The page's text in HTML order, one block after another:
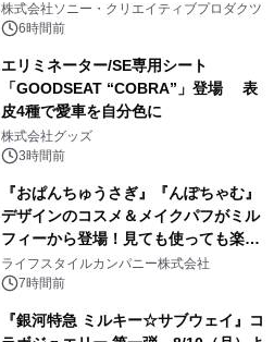
株式会社ソニー・クリエイティブプロダクツ
6時間前
エリミネーター/SE専用シート
「GOODSEAT “COBRA”」登場 表
皮4種で愛車を自分色に
株式会社グッズ
3時間前
『おぱんちゅうさぎ』『んぽちゃむ』
デザインのコスメ＆メイクパフがミル
フィーから登場！見ても使っても楽し
い、ポップでキュートなコレクショ
ン。
ライフスタイルカンパニー株式会社
7時間前
『銀河特急 ミルキー☆サブウェイ』コ